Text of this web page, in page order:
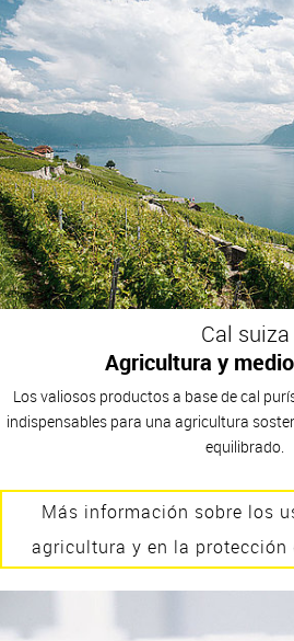
Cal suiza
Agricultura y
Los valiosos productos a base de cal
indispensables para una agricultura
equilibrado.
Más información sobre los
agricultura y en la protección